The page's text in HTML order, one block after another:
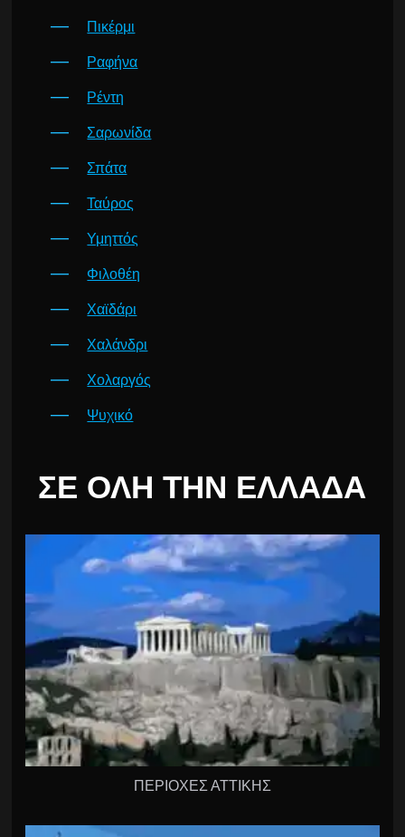
Πικέρμι
Ραφήνα
Ρέντη
Σαρωνίδα
Σπάτα
Ταύρος
Υμηττός
Φιλοθέη
Χαϊδάρι
Χαλάνδρι
Χολαργός
Ψυχικό
ΣΕ ΌΛΗ ΤΗΝ ΕΛΛΆΔΑ
ΠΕΡΙΟΧΕΣ ΑΤΤΙΚΗΣ